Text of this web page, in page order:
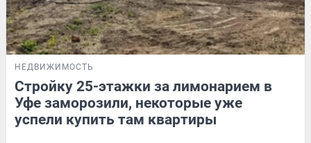
НЕДВИЖИМОСТЬ
Стройку 25-этажки за лимонарием в
Уфе заморозили, некоторые уже
успели купить там квартиры